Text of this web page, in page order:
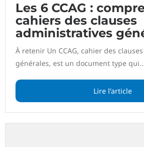
Les 6 CCAG :
cahiers des clauses
administratives
À retenir Un CCAG, cahier des
générales, est un document type
Lire l'article